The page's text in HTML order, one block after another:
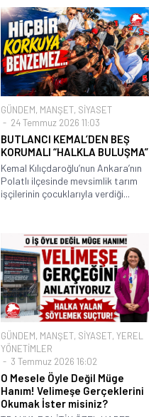
GÜNDEM, MANŞET, SİYASET
24 Temmuz 2026 11:03
BUTLANCI KEMAL’DEN BEŞ
KORUMALI “HALKLA BULUŞMA”
Kemal Kılıçdaroğlu’nun Ankara’nın
Polatlı ilçesinde mevsimlik tarım
işçilerinin çocuklarıyla verdiği...
GÜNDEM, MANŞET, SİYASET, YEREL
YÖNETİMLER
3 Temmuz 2026 16:02
O Mesele Öyle Değil Müge
Hanım! Velimeşe Gerçeklerini
Okumak İster misiniz?